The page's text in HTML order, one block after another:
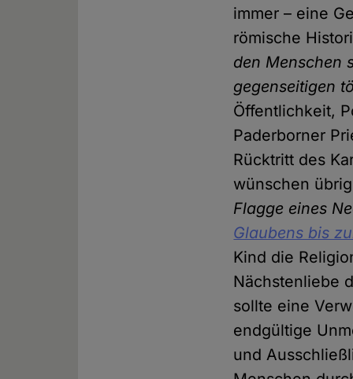
immer – eine
römische
den Menschen
gegenseitigen
Öffentlichkeit,
Paderborner
Rücktritt des
wünschen
Flagge eines
Glaubens bis
Kind die
Nächstenliebe
sollte eine
endgültige
und